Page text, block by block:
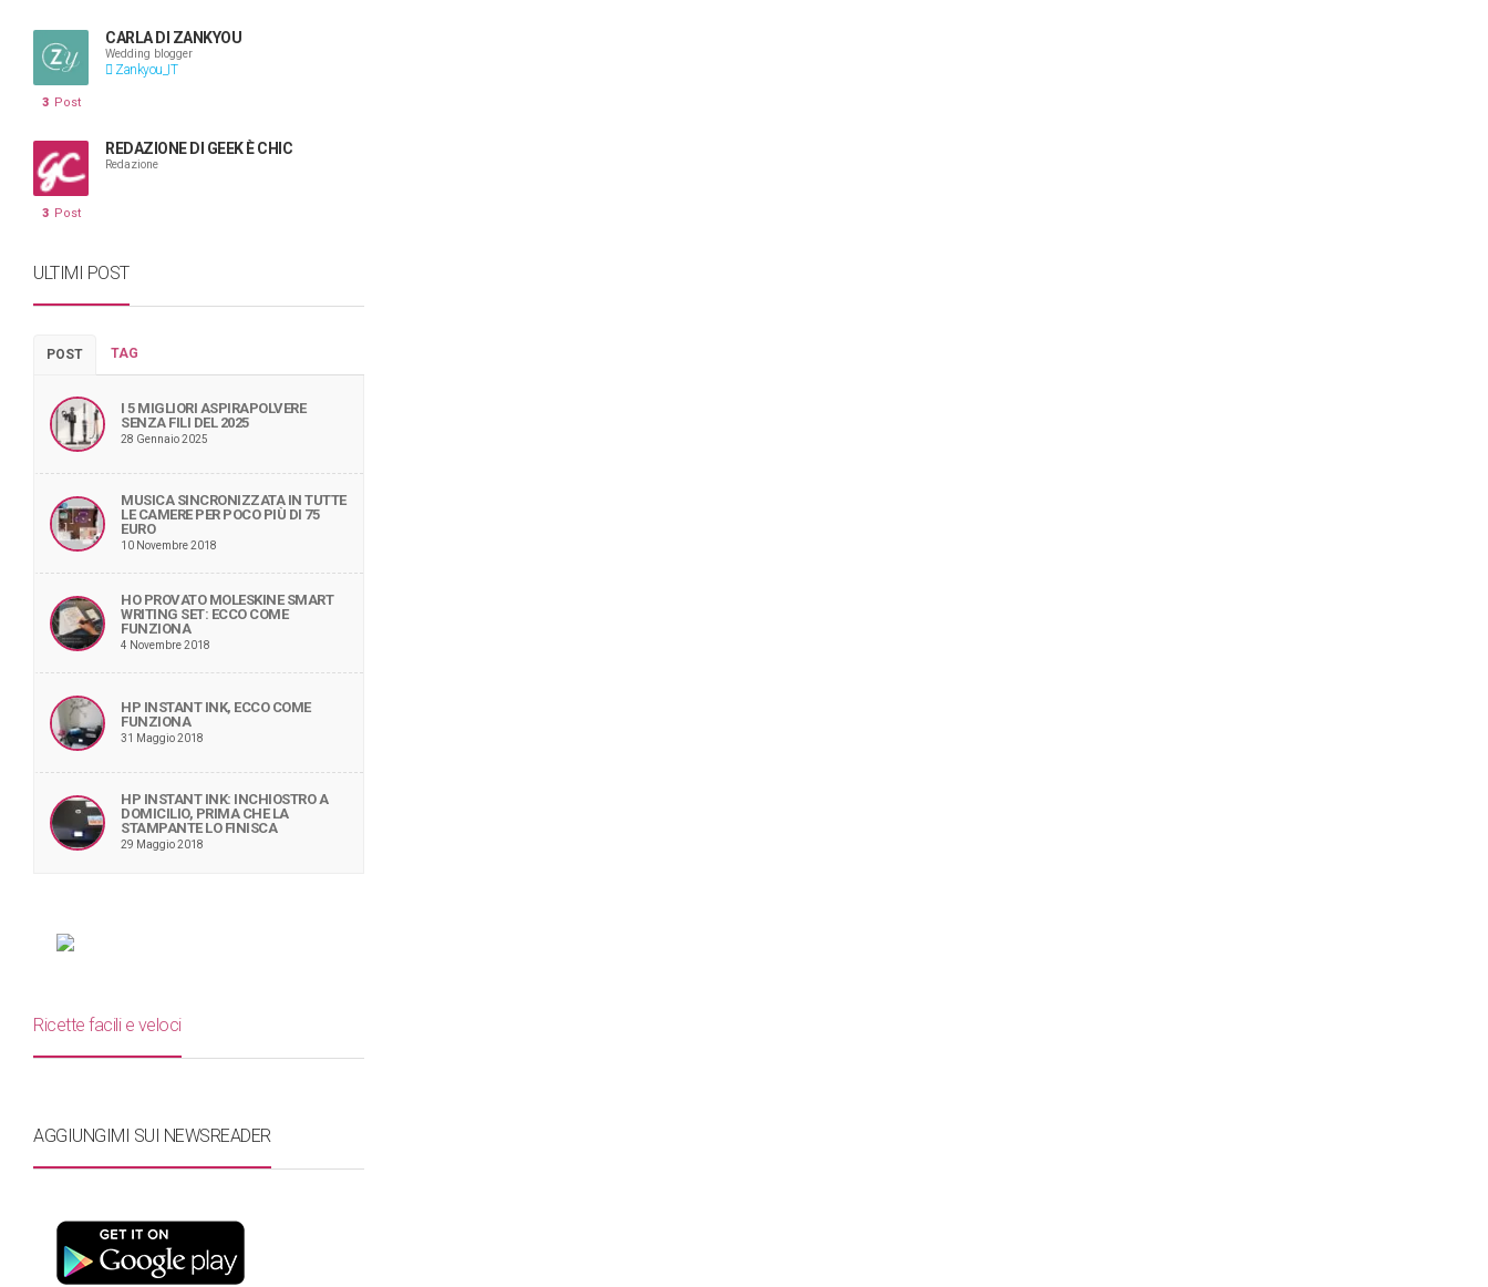
CARLA DI ZANKYOU
Wedding blogger
Zankyou_IT
3 Post
REDAZIONE DI GEEK È CHIC
Redazione
3 Post
ULTIMI POST
POST TAG
I 5 MIGLIORI ASPIRAPOLVERE
SENZA FILI DEL 2025
28 Gennaio 2025
MUSICA SINCRONIZZATA IN TUTTE
LE CAMERE PER POCO PIÙ DI 75
EURO
10 Novembre 2018
HO PROVATO MOLESKINE SMART
WRITING SET: ECCO COME
FUNZIONA
4 Novembre 2018
HP INSTANT INK, ECCO COME
FUNZIONA
31 Maggio 2018
HP INSTANT INK: INCHIOSTRO A
DOMICILIO, PRIMA CHE LA
STAMPANTE LO FINISCA
29 Maggio 2018
Ricette facili e veloci
AGGIUNGIMI SUI NEWSREADER